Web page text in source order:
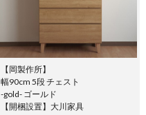
【岡製作所】
幅90cm 5段 チェスト
-gold- ゴールド
【開梱設置】大川家具